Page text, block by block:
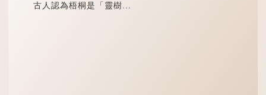
古人認為梧桐是「靈樹...